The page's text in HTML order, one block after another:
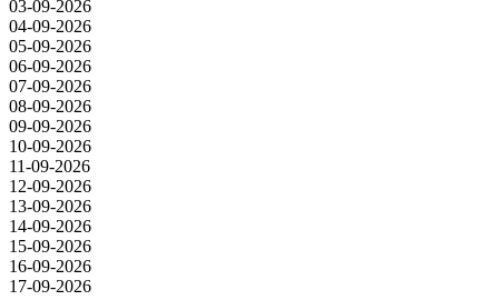
03-09-2026
04-09-2026
05-09-2026
06-09-2026
07-09-2026
08-09-2026
09-09-2026
10-09-2026
11-09-2026
12-09-2026
13-09-2026
14-09-2026
15-09-2026
16-09-2026
17-09-2026